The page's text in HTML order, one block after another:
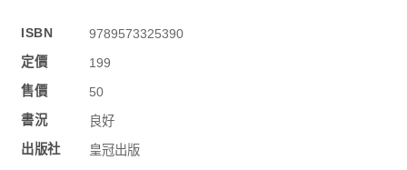
ISBN
9789573325390
定價
199
售價
50
書況
良好
出版社
皇冠出版